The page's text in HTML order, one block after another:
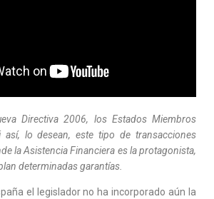
Directiva 2006, los Estados Miembros
así, lo desean, este tipo de transacciones
la Asistencia Financiera es la protagonista,
determinadas garantías.
el legislador no ha incorporado aún la